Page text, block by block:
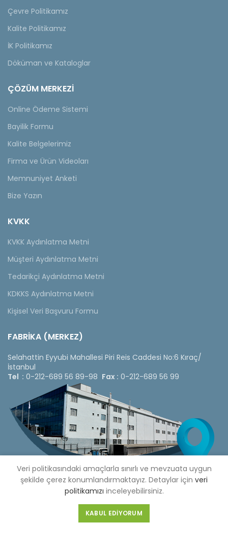
Çevre Politikamız
Kalite Politikamız
İK Politikamız
Döküman ve Kataloglar
ÇÖZÜM MERKEZİ
Online Ödeme Sistemi
Bayilik Formu
Kalite Belgelerimiz
Firma ve Ürün Videoları
Memnuniyet Anketi
Bize Yazın
KVKK
KVKK Aydınlatma Metni
Müşteri Aydınlatma Metni
Tedarikçi Aydınlatma Metni
KDKKS Aydınlatma Metni
Kişisel Veri Başvuru Formu
FABRİKA (MERKEZ)
Selahattin Eyyubi Mahallesi Piri Reis Caddesi No:6 Kıraç/
İstanbul
Tel : 0-212-689 56 89-98 Fax : 0-212-689 56 99
Veri politikasındaki amaçlarla sınırlı ve mevzuata uygun
şekilde çerez konumlandırmaktayız. Detaylar için veri
politikamızı inceleyebilirsiniz.
KABUL EDIYORUM